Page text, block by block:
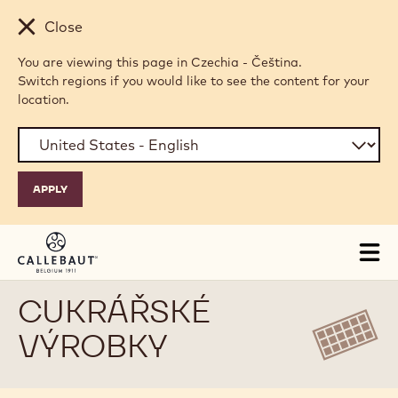
Skip to main content
Close
You are viewing this page in Czechia - Čeština.
Switch regions if you would like to see the content for your
location.
CUKRÁŘSKÉ
VÝROBKY